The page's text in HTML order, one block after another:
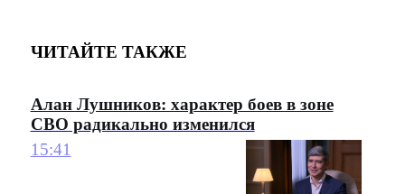
ЧИТАЙТЕ ТАКЖЕ
Алан Лушников: характер боев в зоне
СВО радикально изменился
15:41